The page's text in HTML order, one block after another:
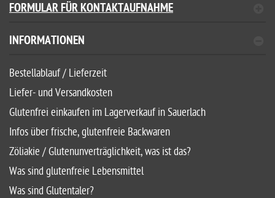
FORMULAR FÜR KONTAKTAUFNAHME
INFORMATIONEN
Bestellablauf / Lieferzeit
Liefer- und Versandkosten
Glutenfrei einkaufen im Lagerverkauf in Sauerlach
Infos über frische, glutenfreie Backwaren
Zöliakie / Glutenunverträglichkeit, was ist das?
Was sind glutenfreie Lebensmittel
Was sind Glutentaler?